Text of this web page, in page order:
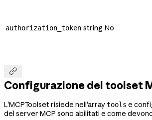
authorization_token string No

Configurazione del toolset
L'MCPToolset risiede nell'arraytools e
del server MCP sono abilitati e come